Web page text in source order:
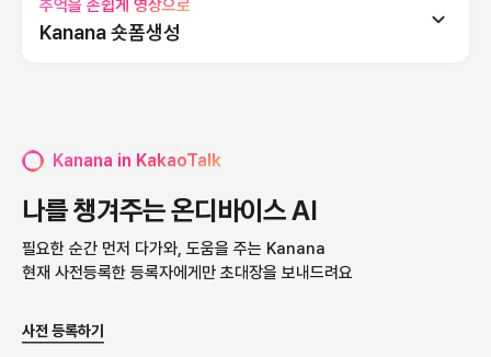
최신 대화가 일어난 채팅방 기준이에요
특히 와인추천을 잘해요
얼굴별로 찾아서 한꺼번에 정리해요
대화하다 궁금한 건 무엇이든 물어볼 수 있어요
추억을 손쉽게 영상으로
Kanana 숏폼생성
Kanana in KakaoTalk
나를 챙겨주는 온디바이스 AI
필요한 순간 먼저 다가와, 도움을 주는 Kanana
현재 사전등록한 등록자에게만 초대장을 보내드려요
사전 등록하기